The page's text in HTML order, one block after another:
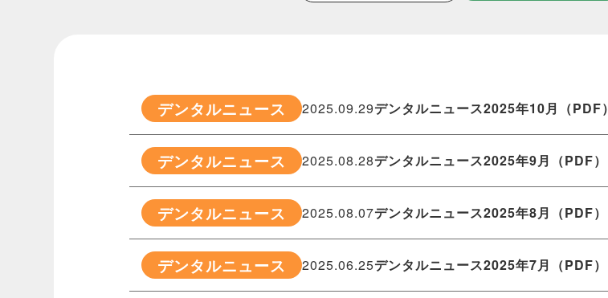
デンタルニュース 2025.09.29デンタルニュース2025年10月（PDF）
デンタルニュース 2025.08.28デンタルニュース2025年9月（PDF）
デンタルニュース 2025.08.07デンタルニュース2025年8月（PDF）
デンタルニュース 2025.06.25デンタルニュース2025年7月（PDF）